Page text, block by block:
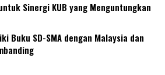
Sinergi KUB yang Menguntungkan
Buku SD-SMA dengan Malaysia dan